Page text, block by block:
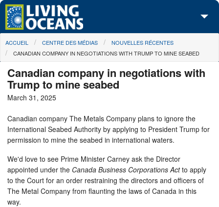
Skip to main content
À propos de nous
Centre des Médias
Passez à l'action
You are here
ACCUEIL CENTRE DES MÉDIAS
NOUVELLES RÉCENTES
CANADIAN COMPANY IN NEGOTIATIONS WITH TRUMP TO MINE SEABED
Canadian company in negotiations with
Trump to mine seabed
March 31, 2025
Canadian company The Metals Company plans to ignore the
International Seabed Authority by applying to President Trump for
permission to mine the seabed in international waters.
We'd love to see Prime Minister Carney ask the Director
appointed under the Canada Business Corporations Actto apply
to the Court for an order restraining the directors and officers of
The Metal Company from flaunting the laws of Canada in this
way.